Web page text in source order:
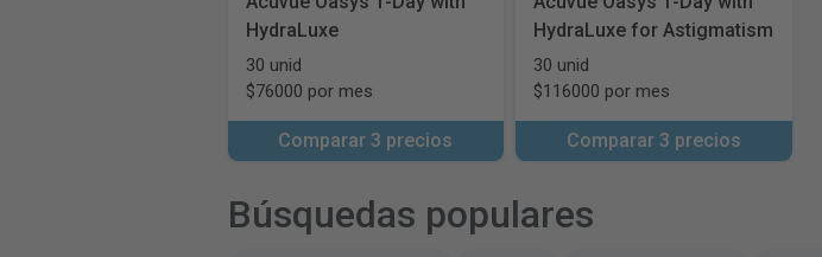
HydraLuxe
30 unid
$76000 por mes
Comparar 3 precios
HydraLuxe for Astigmatism
30 unid
$116000 por mes
Comparar 3 precios
Búsquedas populares